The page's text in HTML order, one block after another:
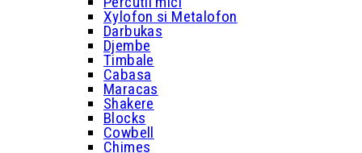
Xylofon si Metalofon
Darbukas
Djembe
Timbale
Cabasa
Maracas
Shakere
Blocks
Cowbell
Chimes